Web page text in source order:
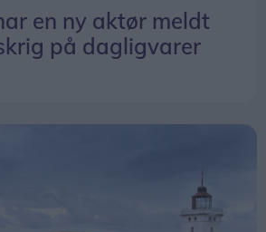
en ny aktør meldt
på dagligvarer